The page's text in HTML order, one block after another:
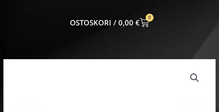
0,00 €
0
CART